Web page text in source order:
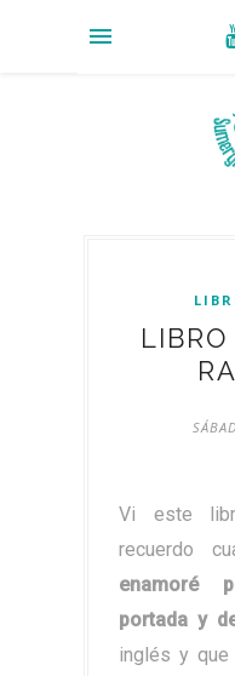
Vi este
recuerdo
enamoré
portada y
inglés y que